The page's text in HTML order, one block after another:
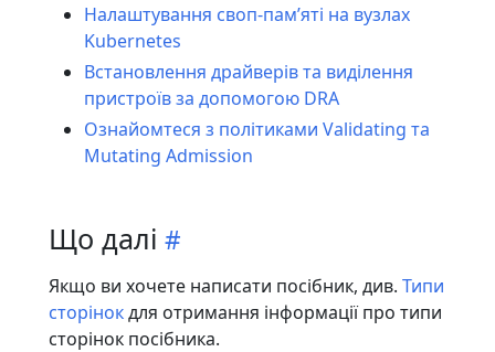
Налаштування своп-памʼяті на вузлах
Kubernetes
Встановлення драйверів та виділення
пристроїв за допомогою DRA
Ознайомтеся з політиками Validating та
Mutating Admission
Що далі
Якщо ви хочете написати посібник, див. Типи
сторінокдля отримання інформації про типи
сторінок посібника.